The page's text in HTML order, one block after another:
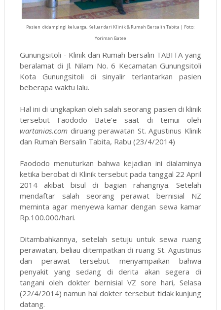
Pasien didampingi keluarga, Keluar dari Klinik & Rumah Bersalin Tabita | Foto:
Yoriman Batee
Gunungsitoli - Klinik dan Rumah bersalin TABITA yang
beralamat di Jl. Nilam No. 6 Kecamatan Gunungsitoli
Kota Gunungsitoli di sinyalir terlantarkan pasien
beberapa waktu lalu.
Hal ini di ungkapkan oleh salah seorang pasien di klinik
tersebut Faododo Bate'e saat di temui oleh
wartanias.comdiruang perawatan St. Agustinus Klinik
dan Rumah Bersalin Tabita, Rabu (23/4/2014)
Faododo menuturkan bahwa kejadian ini dialaminya
ketika berobat di Klinik tersebut pada tanggal 22 April
2014 akibat bisul di bagian rahangnya. Setelah
mendaftar salah seorang perawat bernisial NZ
meminta agar menyewa kamar dengan sewa kamar
Rp.100.000/hari.
Ditambahkannya, setelah setuju untuk sewa ruang
perawatan, beliau ditempatkan di ruang St. Agustinus
dan perawat tersebut menyampaikan bahwa
penyakit yang sedang di derita akan segera di
tangani oleh dokter bernisial VZ sore hari, Selasa
(22/4/2014) namun hal dokter tersebut tidak kunjung
datang.